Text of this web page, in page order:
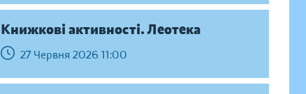
Книжкові активності. Леотека
27 Червня 2026 11:00